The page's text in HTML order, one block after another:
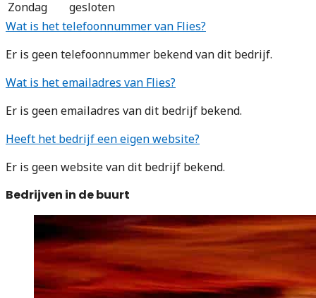
Zondag
gesloten
Wat is het telefoonnummer van Flies?
Er is geen telefoonnummer bekend van dit bedrijf.
Wat is het emailadres van Flies?
Er is geen emailadres van dit bedrijf bekend.
Heeft het bedrijf een eigen website?
Er is geen website van dit bedrijf bekend.
Bedrijven in de buurt